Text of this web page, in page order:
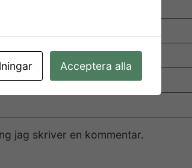
jag skriver en kommentar.
Acceptera alla